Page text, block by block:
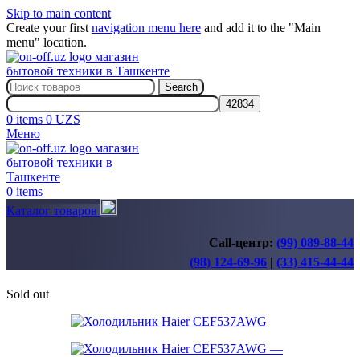
Skip to main content
Create your first navigation menu here and add it to the "Main
menu" location.
Search
0 items 0 UZS
Меню
0 items
Каталог товаров
Call-центр: (99) 089-88-44
(98) 124-69-96 | (33) 415-44-44
Sold out